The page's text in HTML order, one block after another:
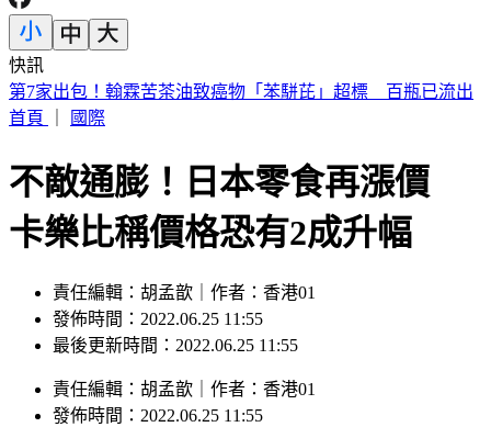
快訊
烏干達「拒台護照入境」！外交部認了：持續聯繫交涉中
首頁
國際
不敵通膨！日本零食再漲價
卡樂比稱價格恐有2成升幅
責任編輯：胡孟歆｜作者：香港01
發佈時間：2022.06.25 11:55
最後更新時間：2022.06.25 11:55
責任編輯 ： 胡孟歆 作者 ： 香港01
發佈時間： 2022.06.25 11:55